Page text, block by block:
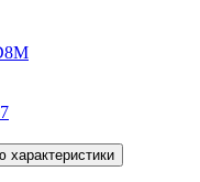
характеристики